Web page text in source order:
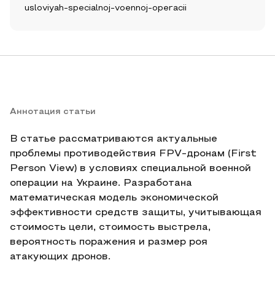
usloviyah-specialnoj-voennoj-operacii
Аннотация статьи
В статье рассматриваются актуальные
проблемы противодействия FPV-дронам (First
Person View) в условиях специальной военной
операции на Украине. Разработана
математическая модель экономической
эффективности средств защиты, учитывающая
стоимость цели, стоимость выстрела,
вероятность поражения и размер роя
атакующих дронов.